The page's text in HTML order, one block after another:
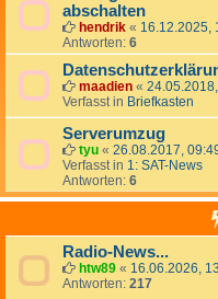
abschalten
hendrik « 16.12.2025,
Antworten: 6
maadien «
Verfasst in Briefkasten
Serverumzug
tyu « 26.08.2017,
Verfasst in 1: SAT-News
Antworten: 6
Radio-News...
htw89 « 16.06.2026,
Antworten: 217